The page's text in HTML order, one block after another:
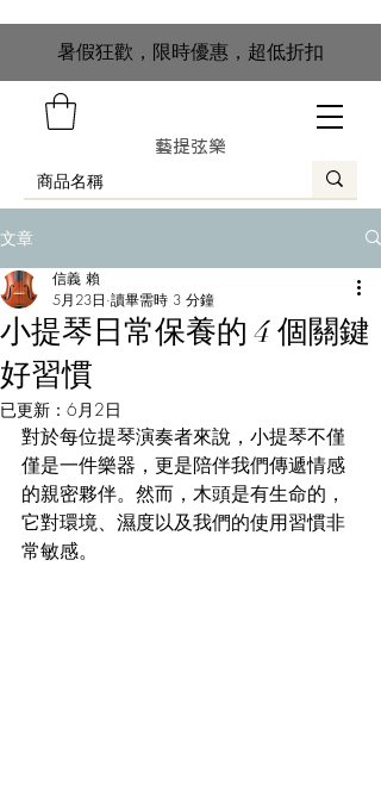
藝提弦樂
​暑假狂歡，限時優惠，超低折扣
文章
小提琴日常保養的 4 個關鍵
好習慣
信義 賴
5月23日 讀畢需時 3 分鐘
已更新： 6月2日
對於每位提琴演奏者來說，小提琴不僅
僅是一件樂器，更是陪伴我們傳遞情感
的親密夥伴。然而，木頭是有生命的，
它對環境、濕度以及我們的使用習慣非
常敏感。